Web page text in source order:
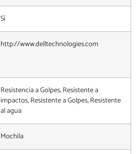
Sí
http://www.delltechnologies.com
Resistencia a Golpes, Resistente a
impactos, Resistente a Golpes, Resistente
al agua
Mochila